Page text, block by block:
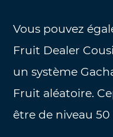
Vous pouvez
Fruit Dealer
un système
Fruit aléatoire.
être de niveau